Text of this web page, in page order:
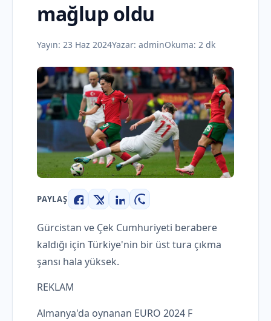
mağlup oldu
Yayın: 23 Haz 2024Yazar: adminOkuma: 2 dk
PAYLAŞ
Facebook
X LinkedInWhatsApp
Gürcistan ve Çek Cumhuriyeti berabere
kaldığı için Türkiye'nin bir üst tura çıkma
şansı hala yüksek.
REKLAM
Almanya'da oynanan EURO 2024 F